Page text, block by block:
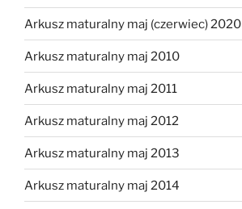
Arkusz maturalny maj (czerwiec) 2020
Arkusz maturalny maj 2010
Arkusz maturalny maj 2011
Arkusz maturalny maj 2012
Arkusz maturalny maj 2013
Arkusz maturalny maj 2014